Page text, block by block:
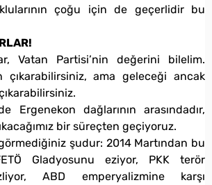
çoğu için de geçerlidir bu
Vatan Partisi’nin değerini bilelim.
çıkarabilirsiniz, ama geleceği ancak
Ergenekon dağlarının arasındadır,
bir süreçten geçiyoruz.
şudur: 2014 Martından bu
Gladyosunu eziyor, PKK terör
ABD emperyalizmine karşı